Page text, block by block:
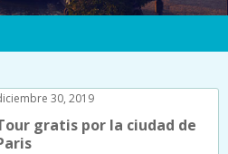
30, 2019
gratis por la ciudad de